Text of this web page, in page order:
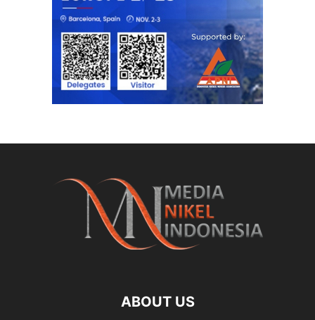
ABOUT US